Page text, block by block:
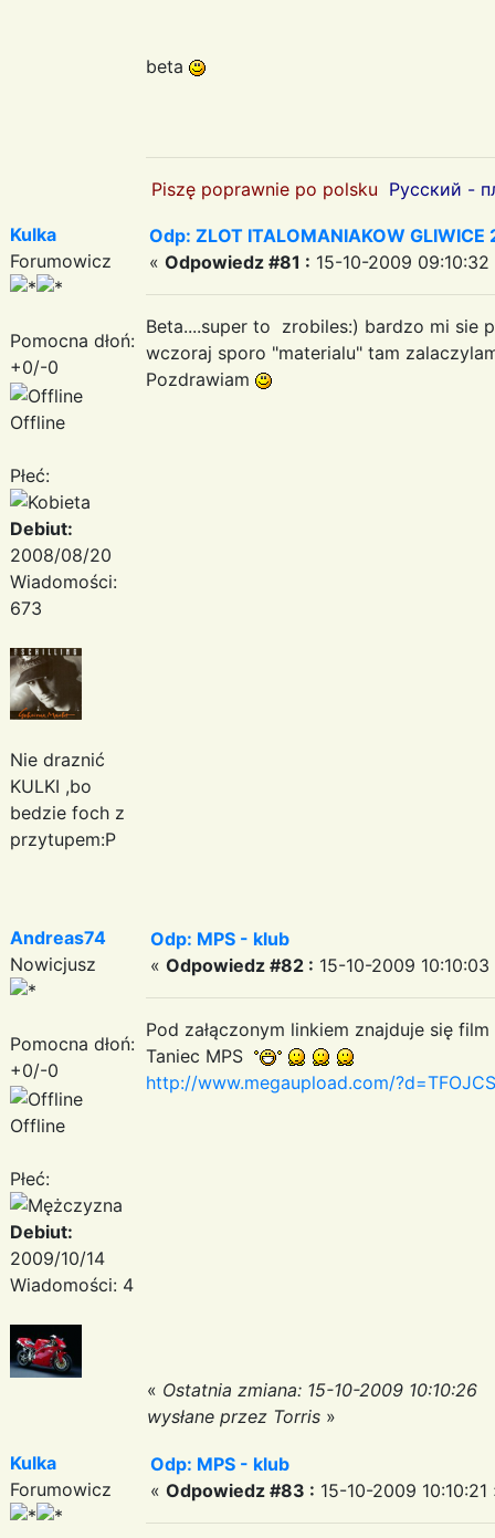
beta
Piszę poprawnie po polsku Русский -
Kulka
Forumowicz
Pomocna dłoń:
+0/-0
Offline
Płeć:
Debiut:
2008/08/20
Wiadomości:
673
Nie draznić
KULKI ,bo
bedzie foch z
przytupem:P
Odp: ZLOT ITALOMANIAKOW
« Odpowiedz #81 : 15-10-2009 09:10:32
Beta....super to zrobiles:) bardzo mi sie
wczoraj sporo "materialu" tam
Pozdrawiam
Andreas74
Nowicjusz
Pomocna dłoń:
+0/-0
Offline
Płeć:
Debiut:
2009/10/14
Wiadomości: 4
Odp: MPS - klub
« Odpowiedz #82 : 15-10-2009 10:10:03
Pod załączonym linkiem znajduje się
Taniec MPS
http://www.megaupload.com/
« Ostatnia zmiana: 15-10-2009 10:10:26
wysłane przez Torris »
Kulka
Forumowicz
Odp: MPS - klub
« Odpowiedz #83 : 15-10-2009 10:10:21